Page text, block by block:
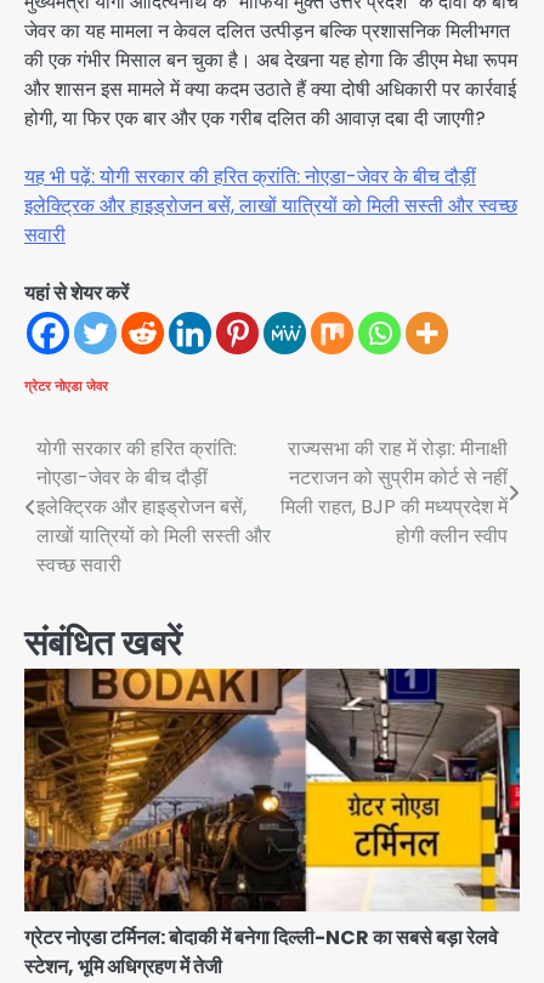
जेवर का यह मामला न केवल दलित उत्पीड़न बल्कि प्रशासनिक मिलीभगत
की एक गंभीर मिसाल बन चुका है। अब देखना यह होगा कि डीएम मेधा रूपम
और शासन इस मामले में क्या कदम उठाते हैं क्या दोषी अधिकारी पर कार्रवाई
होगी, या फिर एक बार और एक गरीब दलित की आवाज़ दबा दी जाएगी?
यह भी पढ़ें: योगी सरकार की हरित क्रांति: नोएडा-जेवर के बीच दौड़ीं
इलेक्ट्रिक और हाइड्रोजन बसें, लाखों यात्रियों को मिली सस्ती और स्वच्छ
सवारी
यहां से शेयर करें
ग्रेटर नोएडा जेवर
Post
navigation
योगी सरकार की हरित क्रांति:
नोएडा-जेवर के बीच दौड़ीं
इलेक्ट्रिक और हाइड्रोजन बसें,
लाखों यात्रियों को मिली सस्ती और
स्वच्छ सवारी
राज्यसभा की राह में रोड़ा: मीनाक्षी
नटराजन को सुप्रीम कोर्ट से नहीं
मिली राहत, BJP की मध्यप्रदेश में
होगी क्लीन स्वीप
संबंधित खबरें
ग्रेटर नोएडा टर्मिनल: बोदाकी में बनेगा दिल्ली-NCR का सबसे बड़ा रेलवे
स्टेशन, भूमि अधिग्रहण में तेजी